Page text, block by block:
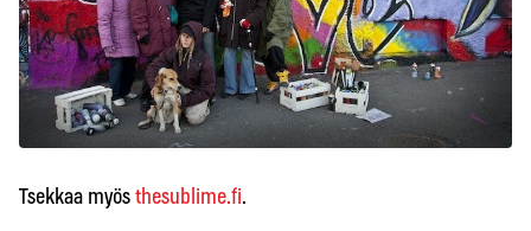
Tsekkaa myös thesublime.fi.